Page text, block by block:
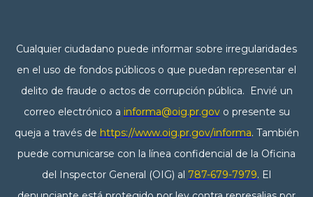
Cualquier ciudadano puede informar sobre irregularidades
en el uso de fondos públicos o que puedan representar el
delito de fraude o actos de corrupción pública. Envié un
correo electrónico a informa@oig.pr.govo presente su
queja a través de https://www.oig.pr.gov/informa. También
puede comunicarse con la línea confidencial de la Oficina
del Inspector General (OIG) al 787-679-7979. El